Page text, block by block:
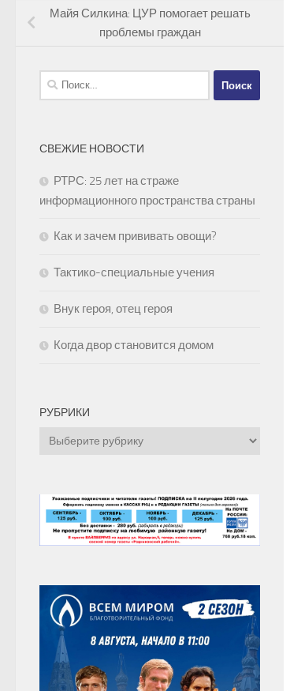
Майя Силкина: ЦУР помогает решать
проблемы граждан
Найти:
СВЕЖИЕ НОВОСТИ
РТРС: 25 лет на страже
информационного пространства страны
Как и зачем прививать овощи?
Тактико-специальные учения
Внук героя, отец героя
Когда двор становится домом
РУБРИКИ
Рубрики